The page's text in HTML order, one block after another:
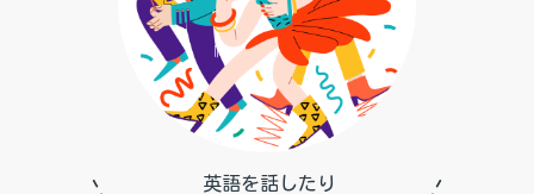
英語を話したり